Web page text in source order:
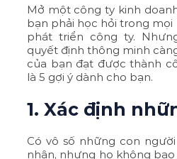
Mở một công ty kinh
bạn phải học hỏi trong
phát triển công ty.
quyết định thông minh
của bạn đạt được thành
là 5 gợi ý dành cho bạn.
1. Xác định
Có vô số những con
nhân, nhưng họ không